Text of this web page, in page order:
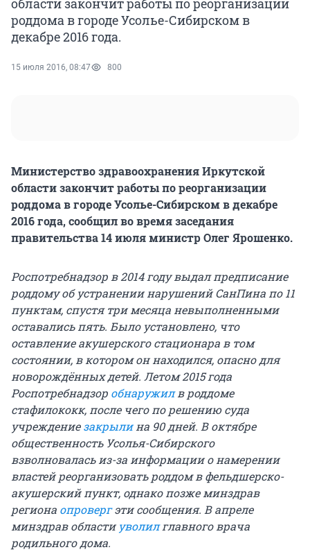
области закончит работы по реорганизации
роддома в городе Усолье-Сибирском в
декабре 2016 года.
15 июля 2016, 08:47 800
Министерство здравоохранения Иркутской
области закончит работы по реорганизации
роддома в городе Усолье-Сибирском в декабре
2016 года, сообщил во время заседания
правительства 14 июля министр Олег Ярошенко.
Роспотребнадзор в 2014 году выдал предписание
роддому об устранении нарушений СанПина по 11
пунктам, спустя три месяца невыполненными
оставались пять. Было установлено, что
оставление акушерского стационара в том
состоянии, в котором он находился, опасно для
новорождённых детей. Летом 2015 года
Роспотребнадзор обнаружилв роддоме
стафилококк, после чего по решению суда
учреждениезакрылина 90 дней. В октябре
общественность Усолья-Сибирского
взволновалась из-за информации о намерении
властей реорганизовать роддом в фельдшерско-
акушерский пункт, однако позже минздрав
региона опровергэти сообщения. В апреле
минздрав области уволилглавного врача
родильного дома.